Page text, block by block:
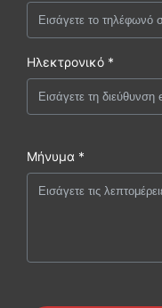
Ηλεκτρονικό *
Μήνυμα *